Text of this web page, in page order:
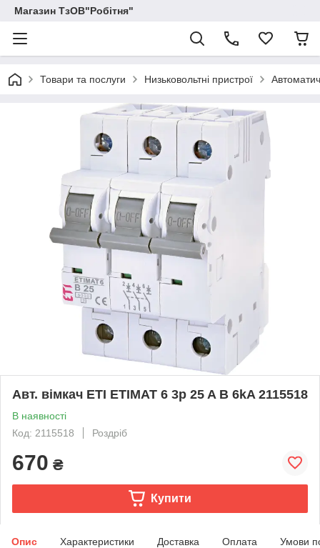
Магазин ТзОВ"Робітня"
Товари та послуги Низьковольтні пристрої
Авт. вімкач ETI ETIMAT 6 3p 25 A B 6kA 2115518
В наявності
Код: 2115518
Роздріб
670 ₴
Купити
Опис Характеристики Доставка Оплата Умови